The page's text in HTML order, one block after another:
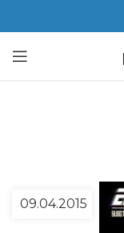
09.04.2015